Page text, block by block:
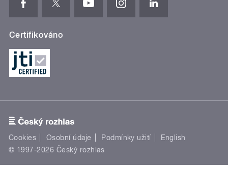
Certifikováno
Cookies Osobní údaje Podmínky užití
English
© 1997-2026 Český rozhlas